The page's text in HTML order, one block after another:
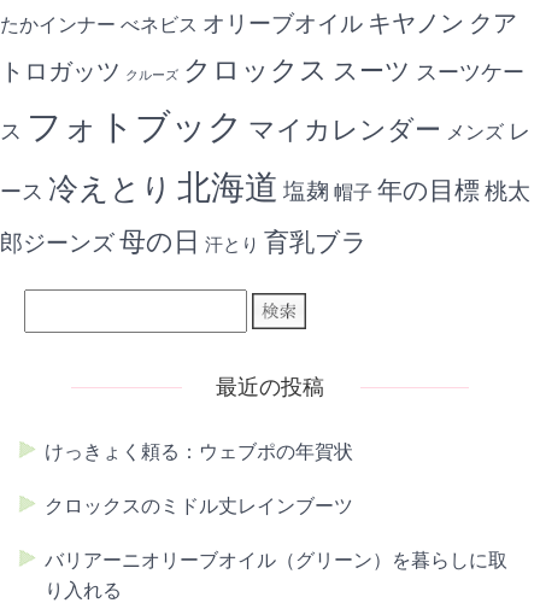
たかインナー べネビス オリーブオイル キヤノン クア
トロガッツ クルーズ クロックス スーツ スーツケー
ス フォトブック マイカレンダー メンズ レ
ース 冷えとり 北海道 塩麹 帽子 年の目標 桃太
郎ジーンズ母の日 汗とり 育乳ブラ
最近の投稿
けっきょく頼る：ウェブポの年賀状
クロックスのミドル丈レインブーツ
バリアーニオリーブオイル（グリーン）を暮らしに取
り入れる